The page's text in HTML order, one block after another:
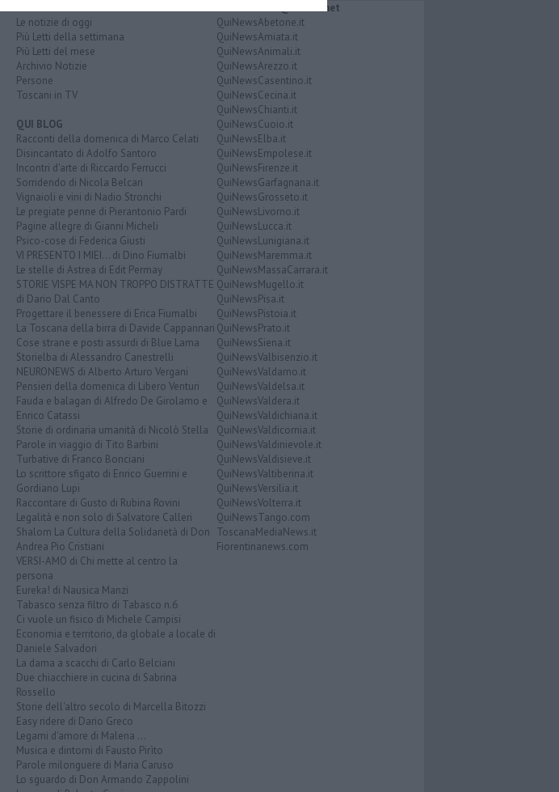
RUBRICHE
Le notizie di oggi
Più Letti della settimana
Più Letti del mese
Archivio Notizie
Persone
Toscani in TV
QUI BLOG
Racconti della domenica di Marco Celati
Disincantato di Adolfo Santoro
Incontri d'arte di Riccardo Ferrucci
Sorridendo di Nicola Belcari
Vignaioli e vini di Nadio Stronchi
Le pregiate penne di Pierantonio Pardi
Pagine allegre di Gianni Micheli
Psico-cose di Federica Giusti
VI PRESENTO I MIEI... di Dino Fiumalbi
Le stelle di Astrea di Edit Permay
STORIE VISPE MA NON TROPPO DISTRATTE
di Dario Dal Canto
Progettare il benessere di Erica Fiumalbi
La Toscana della birra di Davide Cappannari
Cose strane e posti assurdi di Blue Lama
Storielba di Alessandro Canestrelli
NEURONEWS di Alberto Arturo Vergani
Pensieri della domenica di Libero Venturi
Fauda e balagan di Alfredo De Girolamo e
Enrico Catassi
Storie di ordinaria umanità di Nicolò Stella
Parole in viaggio di Tito Barbini
Turbative di Franco Bonciani
Lo scrittore sfigato di Enrico Guerrini e
Gordiano Lupi
Raccontare di Gusto di Rubina Rovini
Legalità e non solo di Salvatore Calleri
Shalom La Cultura della Solidarietà di Don
Andrea Pio Cristiani
VERSI-AMO di Chi mette al centro la
persona
Eureka! di Nausica Manzi
Tabasco senza filtro di Tabasco n.6
Ci vuole un fisico di Michele Campisi
Economia e territorio, da globale a locale di
Daniele Salvadori
La dama a scacchi di Carlo Belciani
Due chiacchiere in cucina di Sabrina
Rossello
Storie dell'altro secolo di Marcella Bitozzi
Easy ridere di Dario Greco
Legami d'amore di Malena ...
Musica e dintorni di Fausto Pirìto
Parole milonguere di Maria Caruso
Lo sguardo di Don Armando Zappolini
IL NETWORK QuiNews.net
QuiNewsAbetone.it
QuiNewsAmiata.it
QuiNewsAnimali.it
QuiNewsArezzo.it
QuiNewsCasentino.it
QuiNewsCecina.it
QuiNewsChianti.it
QuiNewsCuoio.it
QuiNewsElba.it
QuiNewsEmpolese.it
QuiNewsFirenze.it
QuiNewsGarfagnana.it
QuiNewsGrosseto.it
QuiNewsLivorno.it
QuiNewsLucca.it
QuiNewsLunigiana.it
QuiNewsMaremma.it
QuiNewsMassaCarrara.it
QuiNewsMugello.it
QuiNewsPisa.it
QuiNewsPistoia.it
QuiNewsPrato.it
QuiNewsSiena.it
QuiNewsValbisenzio.it
QuiNewsValdarno.it
QuiNewsValdelsa.it
QuiNewsValdera.it
QuiNewsValdichiana.it
QuiNewsValdicornia.it
QuiNewsValdinievole.it
QuiNewsValdisieve.it
QuiNewsValtiberina.it
QuiNewsVersilia.it
QuiNewsVolterra.it
QuiNewsTango.com
ToscanaMediaNews.it
Fiorentinanews.com